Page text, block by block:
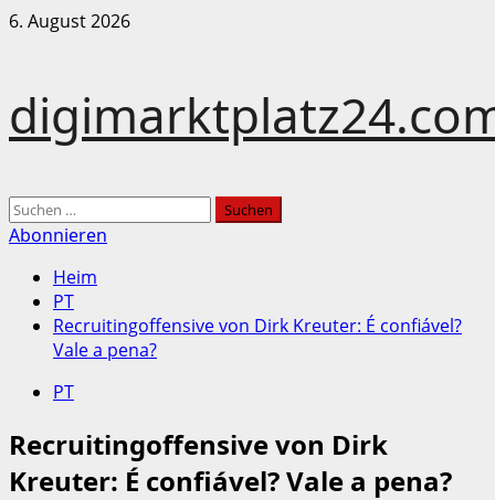
Zum
6. August 2026
Hauptmenü
Suchen
nach:
Abonnieren
Heim
PT
Recruitingoffensive von Dirk Kreuter: É confiável?
Vale a pena?
PT
Recruitingoffensive von Dirk
Kreuter: É confiável? Vale a pena?